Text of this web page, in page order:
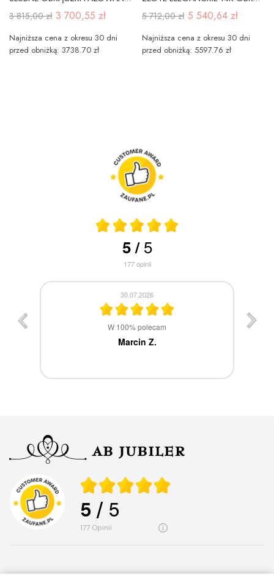
3 815,00 zł 3 700,55 zł
Najniższa cena z okresu 30 dni
przed obniżką: 3738.70 zł
5 712,00 zł 5 540,64 zł
Najniższa cena z okresu 30 dni
przed obniżką: 5597.76 zł
5/5
177opinii
30.07.2026
W 100% polecam
Marcin Z.
5 / 5
177 opinii